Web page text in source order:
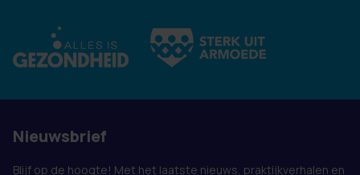
Nieuwsbrief
Blijf op de hoogte! Met het laatste nieuws, praktijkverhalen en